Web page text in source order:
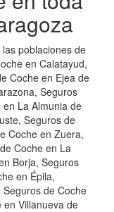
poblaciones de
en Calatayud,
Coche en Ejea de
Seguros
La Almunia de
Seguros de
Coche en Zuera,
Coche en La
Borja, Seguros
en Épila,
de Coche
Villanueva de